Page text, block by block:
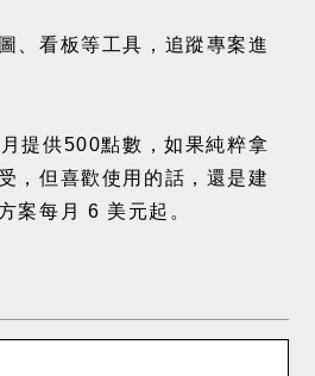
、看板等工具，追蹤專案進
提供500點數，如果純粹拿
，但喜歡使用的話，還是建
案每月
6 美元起。